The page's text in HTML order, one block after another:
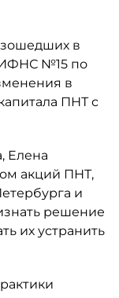
в
№15 по
в
ПНТ с
Елена
акций ПНТ,
и
решение
их устранить